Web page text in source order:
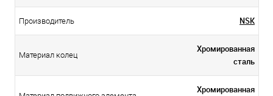
Производитель NSK
Материал колец
Хромированная
сталь
Хромированная